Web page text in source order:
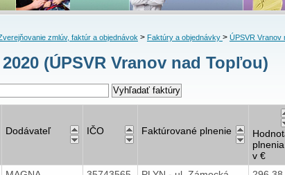
zmlúv, faktúr a objednávok> Faktúry a objednávky > ÚPSVR Vranov
(ÚPSVR Vranov nad Topľou)
Dodávateľ IČO Faktúrované plnenie
plnenia
v €